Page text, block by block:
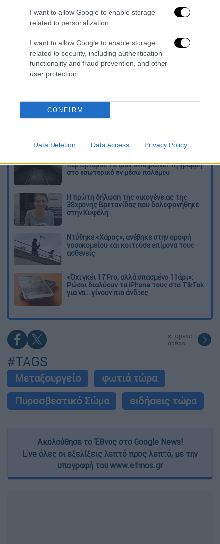
I want to allow Google to enable storage
related to personalization.
I want to allow Google to enable storage
related to security, including authentication
functionality and fraud prevention, and other
user protection.
CONFIRM
Data Deletion Data Access Privacy Policy
καταχώρηση
περιορισμοί: Το Ιράν σκληραίνει τη γραμμή
στο εσωτερικό εν μέσω πολέμου
Η πρώτη δήλωση της οικογένειας της
38χρονης Βρετανίδας που δολοφονήθηκε
στην Κυψέλη
Ντύθηκε «Χάρος», ανέβηκε στην οροφή
νοσοκομείου και κοιτούσε επίμονα τους
ασθενείς
«Όχι γκέι 17 Pro, αλλά σπασμένο 11άρι»:
Ρώσοι διαλύουν τα iPhone τους στο TikTok
για να... γίνουν πιο άνδρες
επόμενο
άρθρο
#TAGS
Μεταξουργείο
φωτιά τώρα
Πυροσβεστικό Σώμα
ειδήσεις τώρα
Ακολούθησε το Έθνος στο Google News!
Live όλες οι εξελίξεις λεπτό προς λεπτό, με την
υπογραφή του www.ethnos.gr